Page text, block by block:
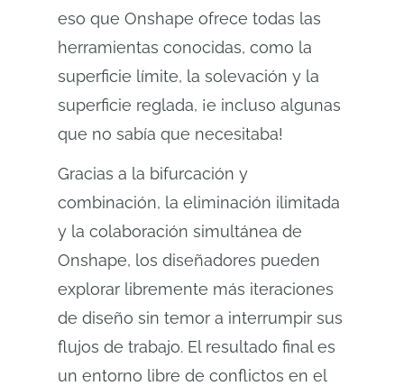
eso que Onshape ofrece todas las
herramientas conocidas, como la
superficie límite, la solevación y la
superficie reglada, ¡e incluso algunas
que no sabía que necesitaba!
Gracias a la bifurcación y
combinación, la eliminación ilimitada
y la colaboración simultánea de
Onshape, los diseñadores pueden
explorar libremente más iteraciones
de diseño sin temor a interrumpir sus
flujos de trabajo. El resultado final es
un entorno libre de conflictos en el